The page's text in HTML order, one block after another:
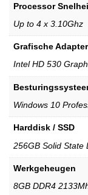
Processor
Up to 4 x 3.10Ghz
Grafische Adapter
Intel HD 530
Windows 10
Harddisk / SSD
256GB Solid State
Werkgeheugen
8GB DDR4